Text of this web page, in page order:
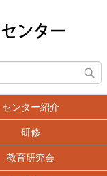
センター紹介
研修
教育研究会